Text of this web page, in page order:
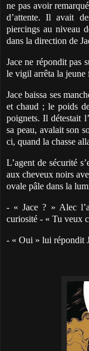
ne pas avoir
d’attente. Il avait
piercings au niveau
dans la direction de
Jace ne répondit pas
le vigil arrêta la jeune
Jace baissa ses
et chaud ; le poids
poignets. Il détestait
sa peau, avalait son
ci, quand la chasse
L’agent de sécurité
aux cheveux noirs
ovale pâle dans la
- « Jace ? » Alec
curiosité - « Tu veux
- « Oui » lui répondit